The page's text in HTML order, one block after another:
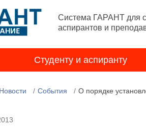
Система ГАРАНТ для
аспирантов и
Студенту и аспиранту
Новости События О порядке